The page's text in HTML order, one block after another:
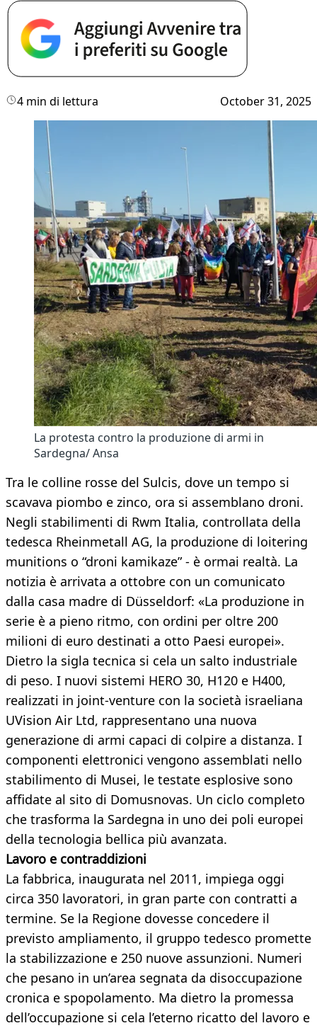
4 min di lettura October 31, 2025
La protesta contro la produzione di armi in
Sardegna/ Ansa
Tra le colline rosse del Sulcis, dove un tempo si
scavava piombo e zinco, ora si assemblano droni.
Negli stabilimenti di Rwm Italia, controllata della
tedesca Rheinmetall AG, la produzione di loitering
munitions o “droni kamikaze” - è ormai realtà. La
notizia è arrivata a ottobre con un comunicato
dalla casa madre di Düsseldorf: «La produzione in
serie è a pieno ritmo, con ordini per oltre 200
milioni di euro destinati a otto Paesi europei».
Dietro la sigla tecnica si cela un salto industriale
di peso. I nuovi sistemi HERO 30, H120 e H400,
realizzati in joint-venture con la società israeliana
UVision Air Ltd, rappresentano una nuova
generazione di armi capaci di colpire a distanza. I
componenti elettronici vengono assemblati nello
stabilimento di Musei, le testate esplosive sono
affidate al sito di Domusnovas. Un ciclo completo
che trasforma la Sardegna in uno dei poli europei
della tecnologia bellica più avanzata.
Lavoro e contraddizioni
La fabbrica, inaugurata nel 2011, impiega oggi
circa 350 lavoratori, in gran parte con contratti a
termine. Se la Regione dovesse concedere il
previsto ampliamento, il gruppo tedesco promette
la stabilizzazione e 250 nuove assunzioni. Numeri
che pesano in un’area segnata da disoccupazione
cronica e spopolamento. Ma dietro la promessa
dell’occupazione si cela l’eterno ricatto del lavoro e